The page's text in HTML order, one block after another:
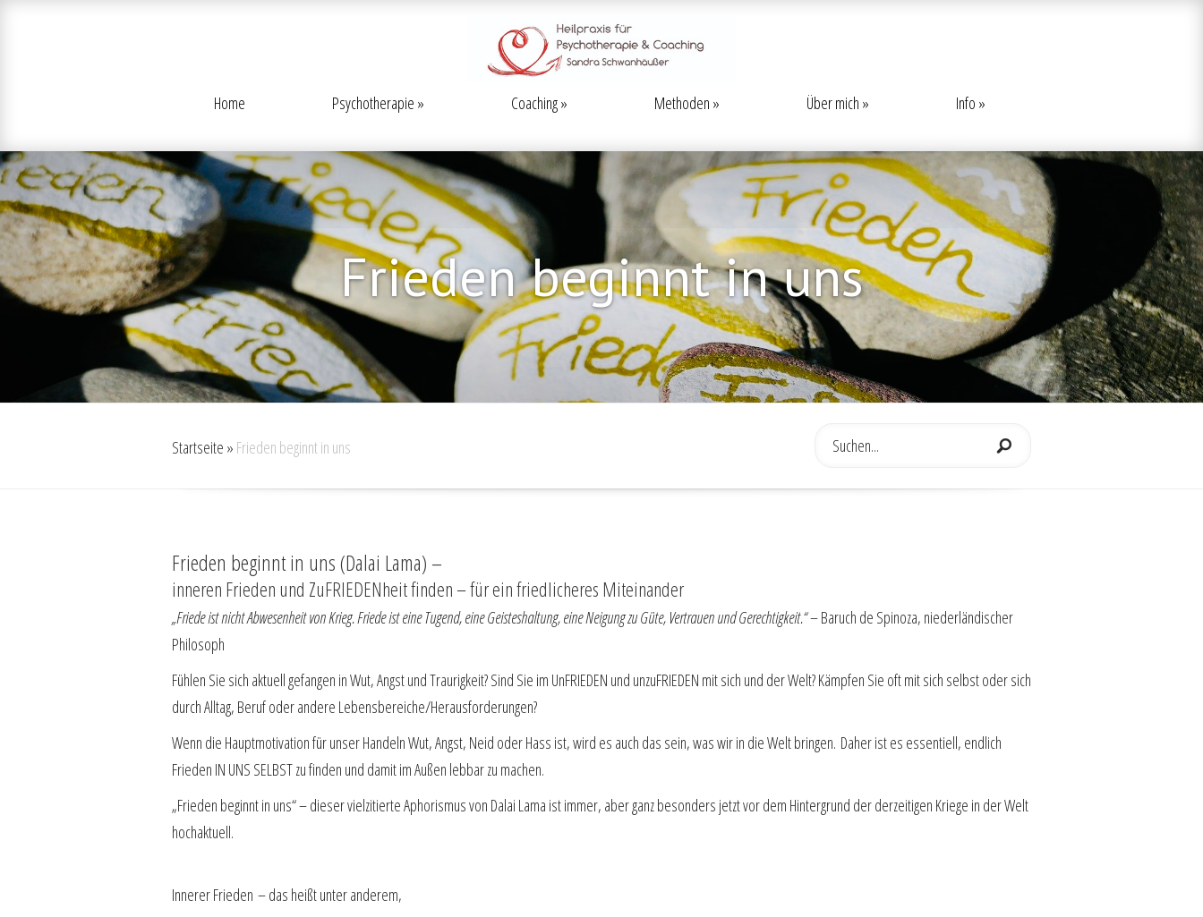
Home Psychotherapie Coaching Methoden Über mich Info
Frieden beginnt in uns
Startseite » Frieden beginnt in uns
Frieden beginnt in uns (Dalai Lama) –
inneren Frieden und ZuFRIEDENheit finden – für ein friedlicheres Miteinander
„Friede ist nicht Abwesenheit von Krieg. Friede ist eine Tugend, eine Geisteshaltung, eine Neigung zu Güte, Vertrauen und Gerechtigkeit.“– Baruch de Spinoza, niederländischer
Philosoph
Fühlen Sie sich aktuell gefangen in Wut, Angst und Traurigkeit? Sind Sie im UnFRIEDEN und unzuFRIEDEN mit sich und der Welt? Kämpfen Sie oft mit sich selbst oder sich
durch Alltag, Beruf oder andere Lebensbereiche/Herausforderungen?
Wenn die Hauptmotivation für unser Handeln Wut, Angst, Neid oder Hass ist, wird es auch das sein, was wir in die Welt bringen. Daher ist es essentiell, endlich
Frieden IN UNS SELBST zu finden und damit im Außen lebbar zu machen.
„Frieden beginnt in uns“ – dieser vielzitierte Aphorismus von Dalai Lama ist immer, aber ganz besonders jetzt vor dem Hintergrund der derzeitigen Kriege in der Welt
hochaktuell.
Innerer Frieden – das heißt unter anderem,